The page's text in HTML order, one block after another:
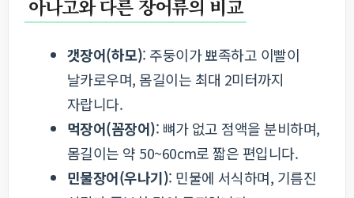
아나고와 다른 장어류의 비교
갯장어(하모): 주둥이가 뾰족하고 이빨이
날카로우며, 몸길이는 최대 2미터까지
자랍니다.
먹장어(꼼장어): 뼈가 없고 점액을 분비하며,
몸길이는 약 50~60cm로 짧은 편입니다.
민물장어(우나기): 민물에 서식하며, 기름진